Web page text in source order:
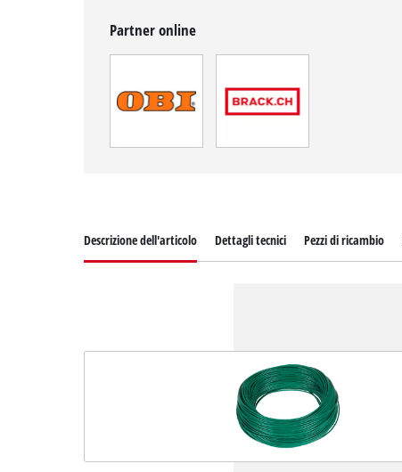
Partner online
Descrizione dell'articolo Dettagli tecnici Pezzi di ricambio